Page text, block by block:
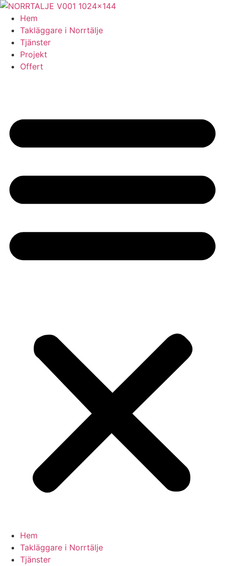
Skip
content
Hem
Takläggare i Norrtälje
Tjänster
Projekt
Offert
Hem
Takläggare i Norrtälje
Tjänster